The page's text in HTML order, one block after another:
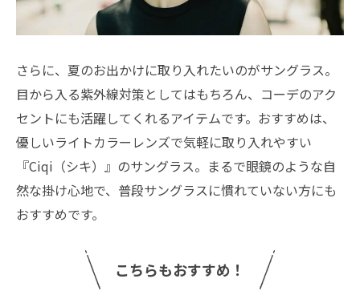
さらに、夏のお出かけに取り入れたいのがサングラス。
目から入る紫外線対策としてはもちろん、コーデのアク
セントにも活躍してくれるアイテムです。おすすめは、
優しいライトカラーレンズで気軽に取り入れやすい
『Ciqi（シキ）』のサングラス。まるで眼鏡のような自
然な掛け心地で、普段サングラスに慣れていない方にも
おすすめです。
こちらもおすすめ！